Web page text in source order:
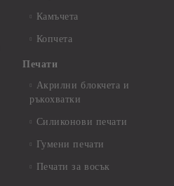
Камъчета
Копчета
Печати
Акрилни блокчета и
ръкохватки
Силиконови печати
Гумени печати
Печати за восък